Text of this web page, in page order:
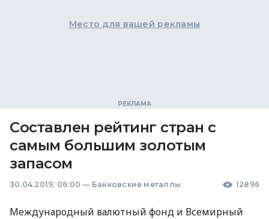
Место для вашей рекламы
Составлен рейтинг стран с
самым большим золотым
запасом
30.04.2019, 06:00 — Банковские металлы 12896
Международный валютный фонд и Всемирный